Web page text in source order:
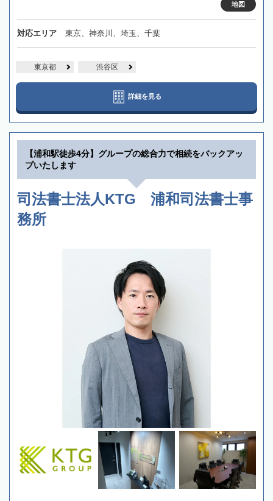
地図
対応エリア 東京、神奈川、埼玉、千葉
東京都 渋谷区
詳細を見る
【浦和駅徒歩4分】グループの総合力で相続をバックアッ
プいたします
司法書士法人KTG 浦和司法書士事
務所